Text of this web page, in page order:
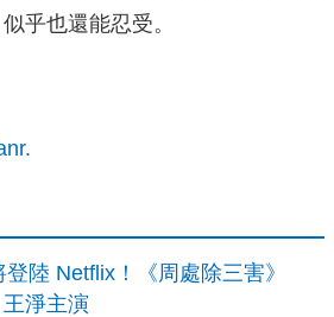
乎也還能忍受。
登陸 Netflix！《周處除三害》
淨主演